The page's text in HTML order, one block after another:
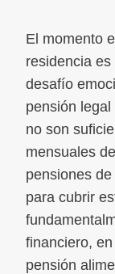
El momento
residencia
desafío
pensión
no son
mensuales
pensiones
para cubrir
financiero,
pensión